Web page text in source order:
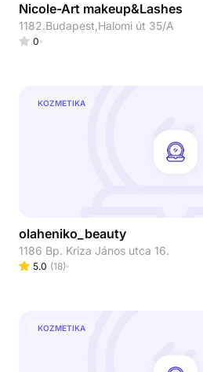
Nicole-Art makeup&Lashes
1182.Budapest,Halomi út 35/A
0
KOZMETIKA
olaheniko_beauty
1186 Bp. Kriza János utca 16.
5.0 (18)
KOZMETIKA